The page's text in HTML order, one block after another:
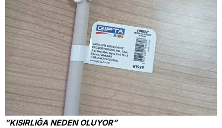
”KISIRLIĞA NEDEN OLUYOR”